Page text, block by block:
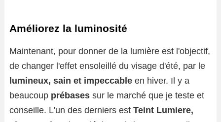
Améliorez la luminosité
Maintenant, pour donner de la lumière est l'objectif,
de changer l'effet ensoleillé du visage d'été, par le
lumineux, sain et impeccable en hiver. Il y a
beaucoup prébases sur le marché que je teste et
conseille. L'un des derniers est Teint Lumiere,